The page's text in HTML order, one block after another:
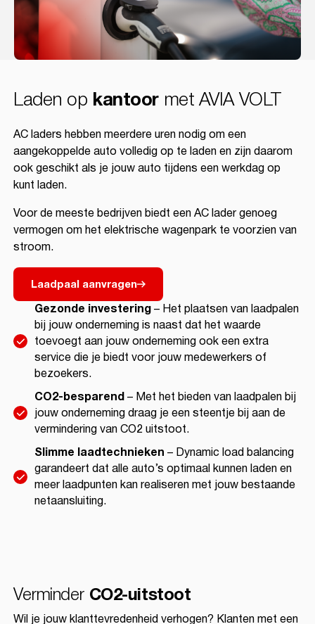
Laden op kantoormet AVIA VOLT
AC laders hebben meerdere uren nodig om een
aangekoppelde auto volledig op te laden en zijn daarom
ook geschikt als je jouw auto tijdens een werkdag op
kunt laden.
Voor de meeste bedrijven biedt een AC lader genoeg
vermogen om het elektrische wagenpark te voorzien van
stroom.
Laadpaal aanvragen
Gezonde investering– Het plaatsen van laadpalen
bij jouw onderneming is naast dat het waarde
toevoegt aan jouw onderneming ook een extra
service die je biedt voor jouw medewerkers of
bezoekers.
CO2-besparend– Met het bieden van laadpalen bij
jouw onderneming draag je een steentje bij aan de
vermindering van CO2 uitstoot.
Slimme laadtechnieken – Dynamic load balancing
garandeert dat alle auto’s optimaal kunnen laden en
meer laadpunten kan realiseren met jouw bestaande
netaansluiting.
Verminder CO2-uitstoot
Wil je jouw klanttevredenheid verhogen? Klanten met een